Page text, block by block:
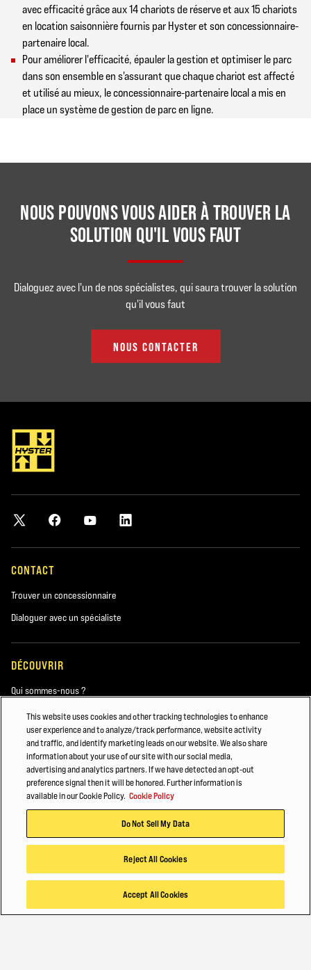
avec efficacité grâce aux 14 chariots de réserve et aux 15 chariots
en location saisonnière fournis par Hyster et son concessionnaire-
partenaire local.
Pour améliorer l'efficacité, épauler la gestion et optimiser le parc
dans son ensemble en s'assurant que chaque chariot est affecté
et utilisé au mieux, le concessionnaire-partenaire local a mis en
place un système de gestion de parc en ligne.
NOUS POUVONS VOUS AIDER À TROUVER LA
SOLUTION QU'IL VOUS FAUT
Dialoguez avec l'un de nos spécialistes, qui saura trouver la solution
qu'il vous faut
NOUS CONTACTER
CONTACT
Trouver un concessionnaire
Dialoguer avec un spécialiste
DÉCOUVRIR
Qui sommes-nous ?
Hyster-Yale Materials Handling (HYMH)
Blog
CARRIÈRES
Carrières
Bois
This website uses cookies and other tracking technologies to enhance
user experience and to analyze/track performance, website activity
and traffic, and identify marketing leads on our website. We also share
information about your use of our site with our social media,
advertising and analytics partners. If we have detected an opt-out
preference signal then it will be honored. Further information is
available in our Cookie Policy. Cookie Policy
Do Not Sell My Data
Reject All Cookies
Accept All Cookies